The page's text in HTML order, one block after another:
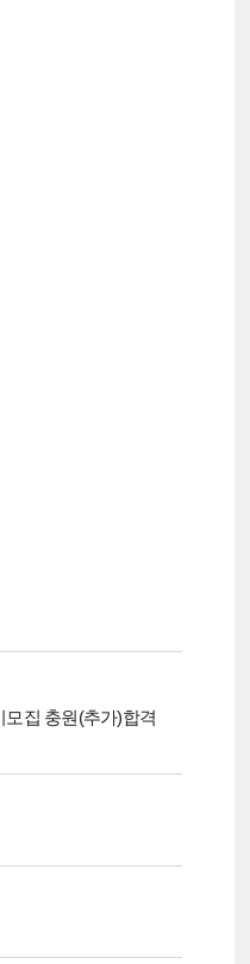
모집 충원(추가)합격